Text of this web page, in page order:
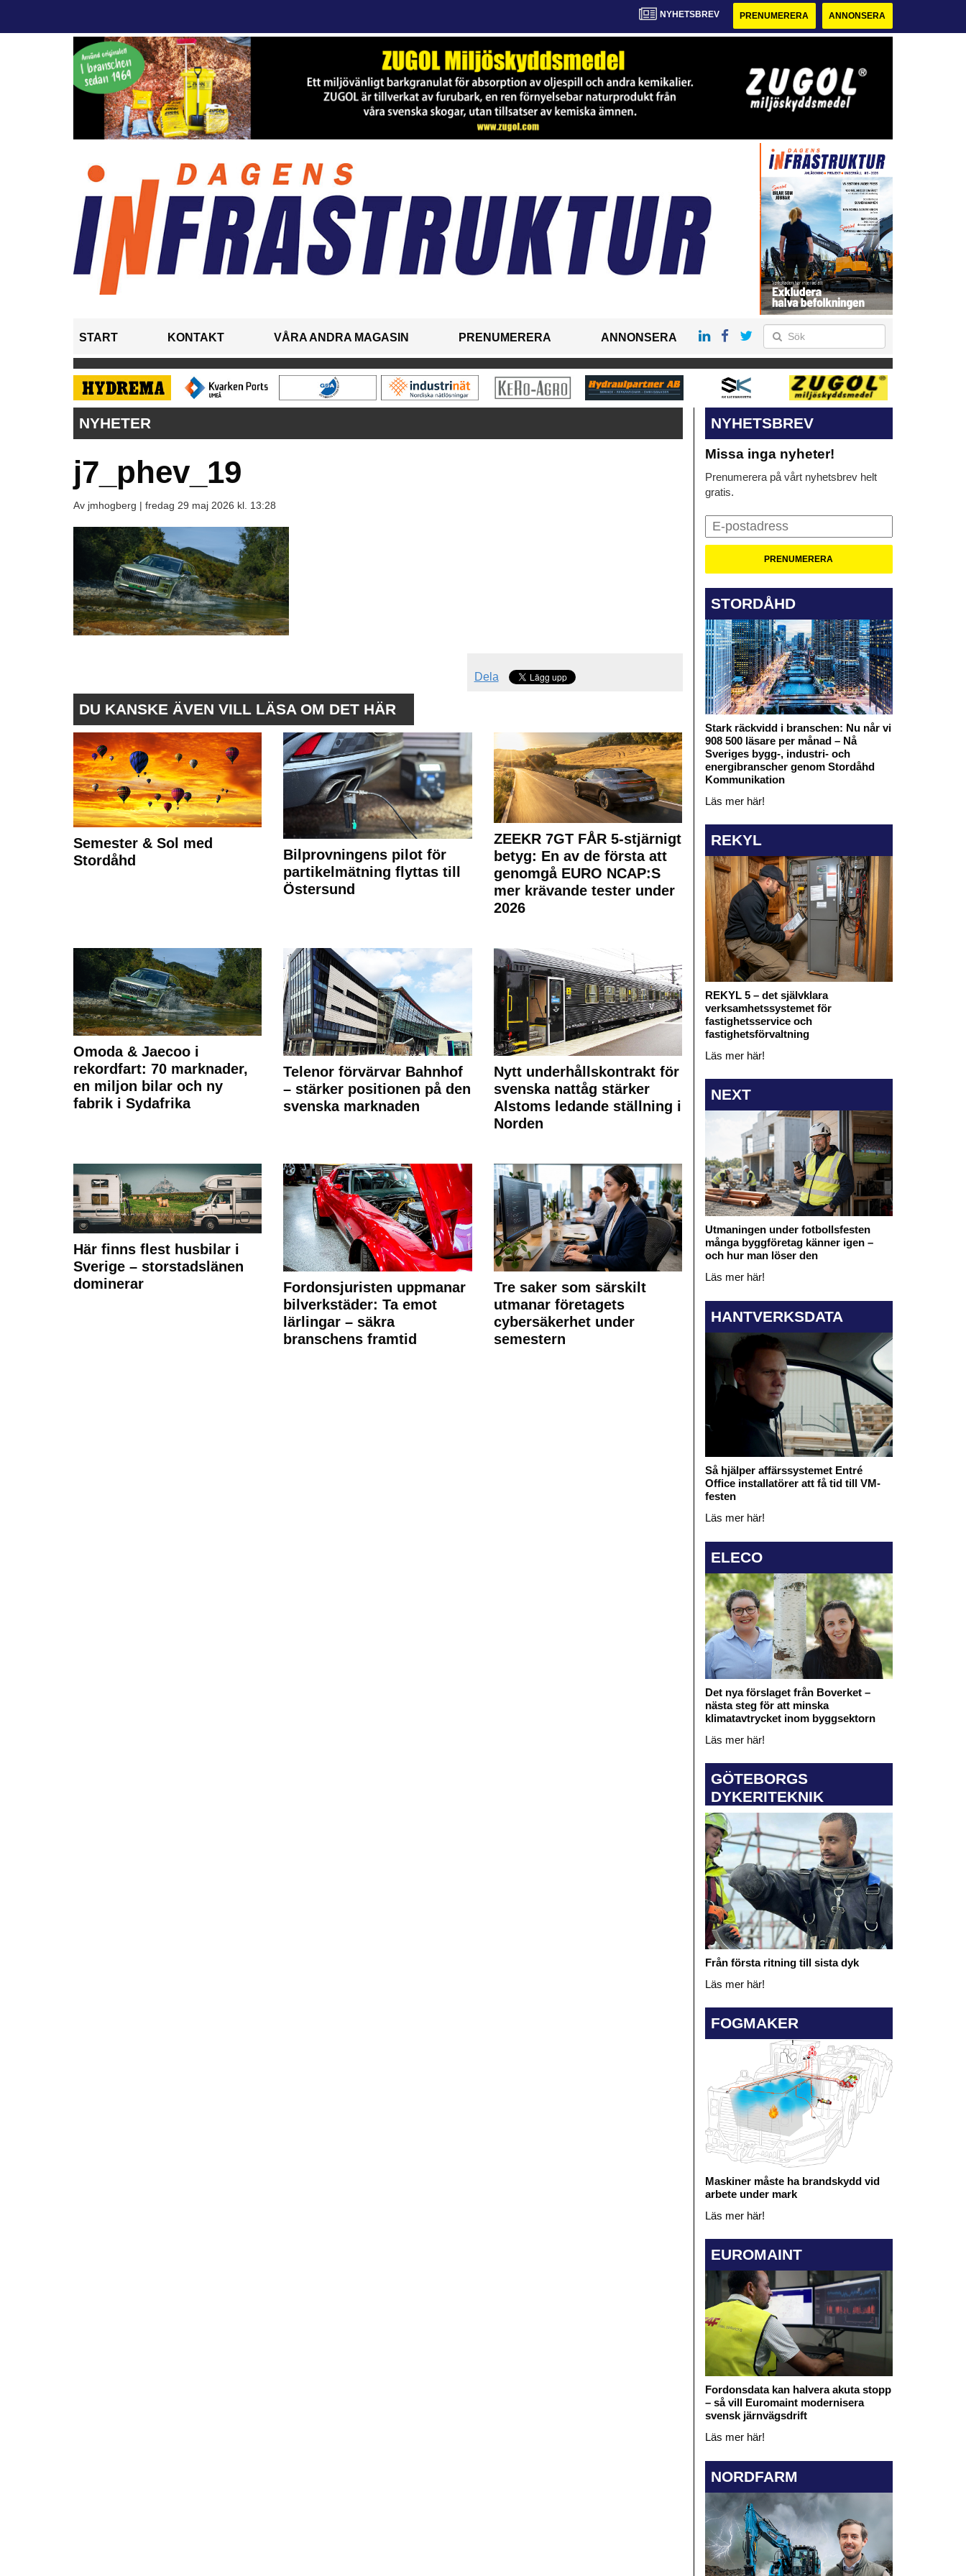
NYHETSBREV PRENUMERERA ANNONSERA
START KONTAKT VÅRA ANDRA MAGASIN PRENUMERERA ANNONSERA
NYHETER
j7_phev_19
Av jmhogberg | fredag 29 maj 2026 kl. 13:28
Dela
DU KANSKE ÄVEN VILL LÄSA OM DET HÄR
Semester & Sol med
Stordåhd
Bilprovningens pilot för
partikelmätning flyttas till
Östersund
ZEEKR 7GT FÅR 5-stjärnigt
betyg: En av de första att
genomgå EURO NCAP:S
mer krävande tester under
2026
Omoda & Jaecoo i
rekordfart: 70 marknader,
en miljon bilar och ny
fabrik i Sydafrika
Telenor förvärvar Bahnhof
– stärker positionen på den
svenska marknaden
Nytt underhållskontrakt för
svenska nattåg stärker
Alstoms ledande ställning i
Norden
Här finns flest husbilar i
Sverige – storstadslänen
dominerar
Fordonsjuristen uppmanar
bilverkstäder: Ta emot
lärlingar – säkra
branschens framtid
Tre saker som särskilt
utmanar företagets
cybersäkerhet under
semestern
NYHETSBREV
Missa inga nyheter!
Prenumerera på vårt nyhetsbrev helt
gratis.
STORDÅHD
Stark räckvidd i branschen: Nu når vi
908 500 läsare per månad – Nå
Sveriges bygg-, industri- och
energibranscher genom Stordåhd
Kommunikation
Läs mer här!
REKYL
REKYL 5 – det självklara
verksamhetssystemet för
fastighetsservice och
fastighetsförvaltning
Läs mer här!
NEXT
Utmaningen under fotbollsfesten
många byggföretag känner igen –
och hur man löser den
Läs mer här!
HANTVERKSDATA
Så hjälper affärssystemet Entré
Office installatörer att få tid till VM-
festen
Läs mer här!
ELECO
Det nya förslaget från Boverket –
nästa steg för att minska
klimatavtrycket inom byggsektorn
Läs mer här!
GÖTEBORGS
DYKERITEKNIK
Från första ritning till sista dyk
Läs mer här!
FOGMAKER
Maskiner måste ha brandskydd vid
arbete under mark
Läs mer här!
EUROMAINT
Fordonsdata kan halvera akuta stopp
– så vill Euromaint modernisera
svensk järnvägsdrift
Läs mer här!
NORDFARM